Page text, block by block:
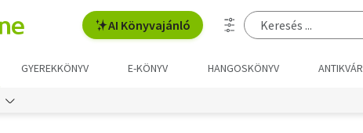
AI Könyvajánló
GYEREKKÖNYV E-KÖNYV HANGOSKÖNYV ANTIKVÁR